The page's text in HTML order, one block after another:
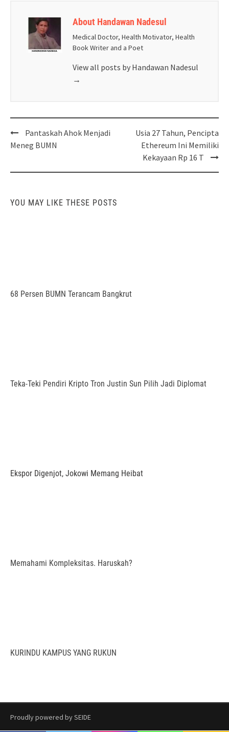
About Handawan Nadesul
Medical Doctor, Health Motivator, Health
Book Writer and a Poet
View all posts by Handawan Nadesul
→
Post
navigation
Pantaskah Ahok Menjadi
Meneg BUMN
Usia 27 Tahun, Pencipta
Ethereum Ini Memiliki
Kekayaan Rp 16 T
YOU MAY LIKE THESE POSTS
68 Persen BUMN Terancam Bangkrut
Teka-Teki Pendiri Kripto Tron Justin Sun Pilih Jadi Diplomat
Ekspor Digenjot, Jokowi Memang Heibat
Memahami Kompleksitas. Haruskah?
KURINDU KAMPUS YANG RUKUN
Proudly powered by SEIDE